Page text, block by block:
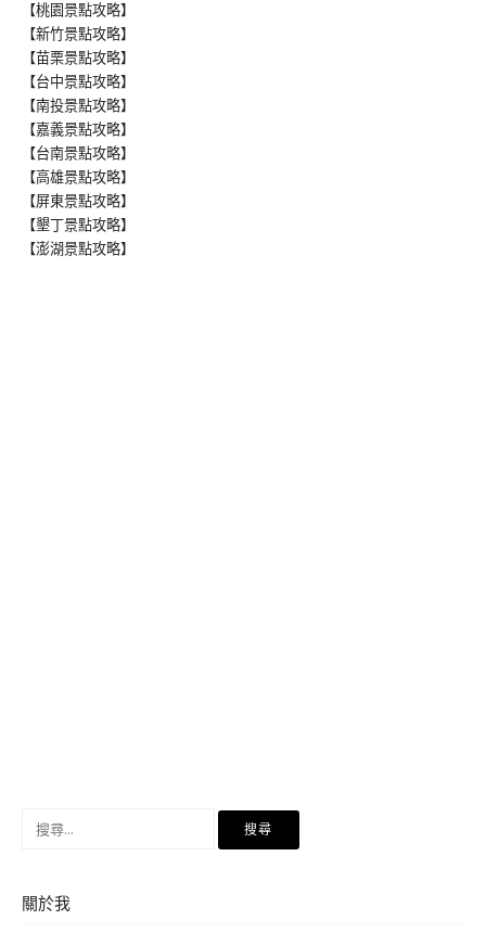
【桃園景點攻略】
【新竹景點攻略】
【苗栗景點攻略】
【台中景點攻略】
【南投景點攻略】
【嘉義景點攻略】
【台南景點攻略】
【高雄景點攻略】
【屏東景點攻略】
【墾丁景點攻略】
【澎湖景點攻略】
字:
關於我